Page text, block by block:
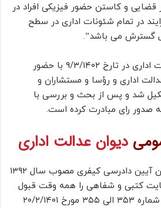
قضایی و کاستن حضور فیزیکی افراد در
در تمام شئونات اداری در سطح
گسترش می باشد”.
هیات عمومی دیوان عدالت اداری در تارخ ۹/۳/۱۴۰۲ با حضور
اداری و رؤسا و مستشاران و
شد و پس از بحث و بررسی با
صدور رای مبادرت کرده است.
دیوان عدالت اداری
اولاً براساس ماده ۶۹ قانون آیین دادرسی کیفری مصوب سال ۱۳۹۲
کتبی و شفاهی را همه وقت قبول
کند و ثانیاً به موجب رای شماره ۳۵۳ الی ۳۵۵ مورخ ۲۰/۲/۱۴۰۱